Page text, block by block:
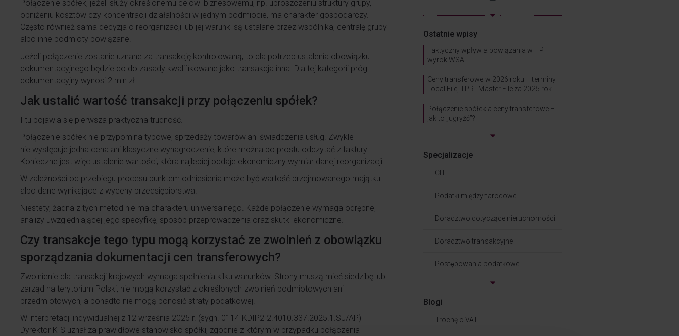
Połączenie spółek, jeżeli służy określonemu celowi biznesowemu, np. uproszczeniu struktury grupy,
obniżeniu kosztów czy koncentracji działalności w jednym podmiocie, ma charakter gospodarczy.
Często również sama decyzja o reorganizacji lub jej warunki są ustalane przez wspólnika, centralę grupy
albo inne podmioty powiązane.
Jeżeli połączenie zostanie uznane za transakcję kontrolowaną, to dla potrzeb ustalenia obowiązku
dokumentacyjnego będzie co do zasady kwalifikowane jako transakcja inna. Dla tej kategorii próg
dokumentacyjny wynosi 2 mln zł.
Jak ustalić wartość transakcji przy połączeniu spółek?
I tu pojawia się pierwsza praktyczna trudność.
Połączenie spółek nie przypomina typowej sprzedaży towarów ani świadczenia usług. Zwykle
nie występuje jedna cena ani klasyczne wynagrodzenie, które można po prostu odczytać z faktury.
Konieczne jest więc ustalenie wartości, która najlepiej oddaje ekonomiczny wymiar danej reorganizacji.
W zależności od przebiegu procesu punktem odniesienia może być wartość przejmowanego majątku
albo dane wynikające z wyceny przedsiębiorstwa.
Niestety, żadna z tych metod nie ma charakteru uniwersalnego. Każde połączenie wymaga odrębnej
analizy uwzględniającej jego specyfikę, sposób przeprowadzenia oraz skutki ekonomiczne.
Czy transakcje tego typu mogą korzystać ze zwolnień z obowiązku
sporządzania dokumentacji cen transferowych?
Zwolnienie dla transakcji krajowych wymaga spełnienia kilku warunków. Strony muszą mieć siedzibę lub
zarząd na terytorium Polski, nie mogą korzystać z określonych zwolnień podmiotowych ani
przedmiotowych, a ponadto nie mogą ponosić straty podatkowej.
W interpretacji indywidualnej z 12 września 2025 r. (sygn. 0114-KDIP2-2.4010.337.2025.1.SJ/AP)
Dyrektor KIS uznał za prawidłowe stanowisko spółki, zgodnie z którym w przypadku połączenia
Ostatnie wpisy
Faktyczny wpływ a powiązania w TP –
wyrok WSA
Ceny transferowe w 2026 roku – terminy
Local File, TPR i Master File za 2025 rok
Połączenie spółek a ceny transferowe –
jak to „ugryźć”?
Specjalizacje
CIT
Podatki międzynarodowe
Doradztwo dotyczące nieruchomości
Doradztwo transakcyjne
Postępowania podatkowe
Blogi
Trochę o VAT